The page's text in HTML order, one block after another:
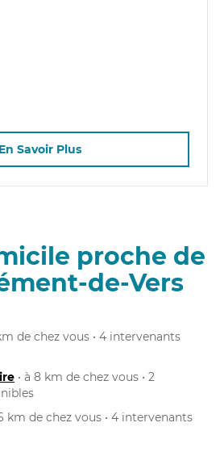
En Savoir Plus
proche de
de-Vers
de chez vous • 4 intervenants
• à 8 km de chez vous • 2
km de chez vous • 4 intervenants